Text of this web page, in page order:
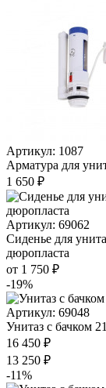
Артикул: 1087
Арматура для
1 650 ₽
Артикул: 69062
Сиденье для
дюропласта
от 1 750 ₽
-19%
Артикул: 69048
Унитаз с бачком
16 450 ₽
13 250 ₽
-11%